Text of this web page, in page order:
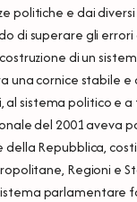
politiche e dai
di superare gli
di un
una cornice stabile e
al sistema politico e
del 2001 aveva
Repubblica,
Regioni e
parlamentare